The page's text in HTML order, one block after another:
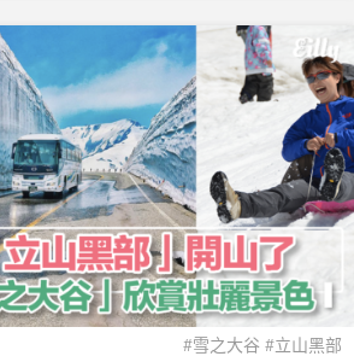
#雪之大谷 #立山黑部